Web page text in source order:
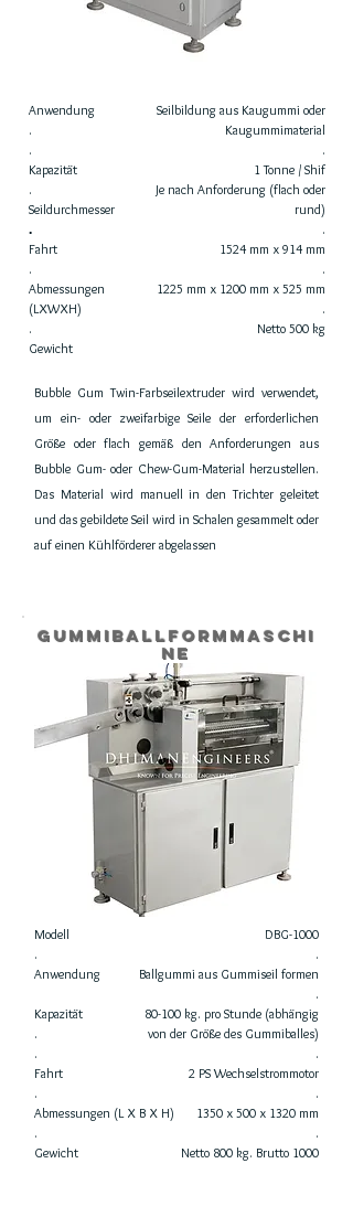
Anwendung
.
.
Kapazität
.
Seildurchmesser
.
Fahrt
.
Abmessungen
(LXWXH)
.
Gewicht
Seilbildung aus Kaugummi oder
Kaugummimaterial
.
1 Tonne / Shif
Je nach Anforderung (flach oder
rund)
.
1524 mm x 914 mm
.
1225 mm x 1200 mm x 525 mm
.
Netto 500 kg
Bubble Gum Twin-Farbseilextruder wird verwendet,
um ein- oder zweifarbige Seile der erforderlichen
Größe oder flach gemäß den Anforderungen aus
Bubble Gum- oder Chew-Gum-Material herzustellen.
Das Material wird manuell in den Trichter geleitet
und das gebildete Seil wird in Schalen gesammelt oder
auf einen Kühlförderer abgelassen
Gummiballformmaschi
ne
Modell
.
Anwendung
Kapazität
.
.
Fahrt
.
Abmessungen (L X B X H)
.
Gewicht
DBG-1000
.
Ballgummi aus Gummiseil formen
.
80-100 kg. pro Stunde (abhängig
von der Größe des Gummiballes)
.
2 PS Wechselstrommotor
.
1350 x 500 x 1320 mm
.
Netto 800 kg. Brutto 1000